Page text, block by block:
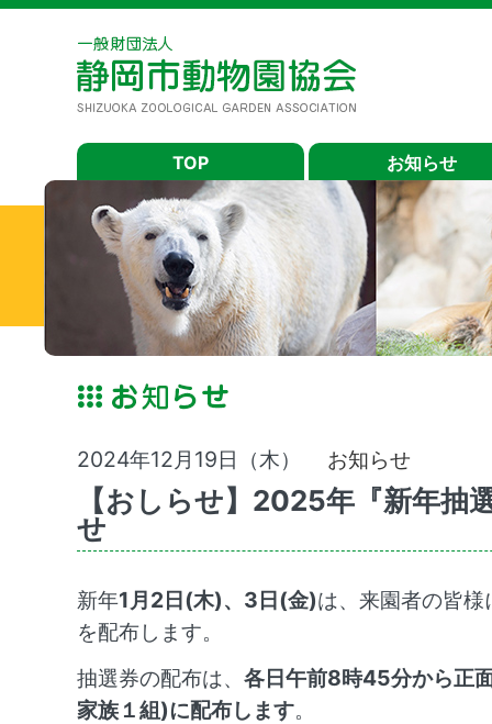
TOP お知らせ
2024年12月19日（木） お知らせ
【おしらせ】2025年『新年抽
せ
新年1月2日(木)、3日(金)は、来園者の皆様
を配布します。
抽選券の配布は、 各日午前8時45分から正
家族１組)に配布します。